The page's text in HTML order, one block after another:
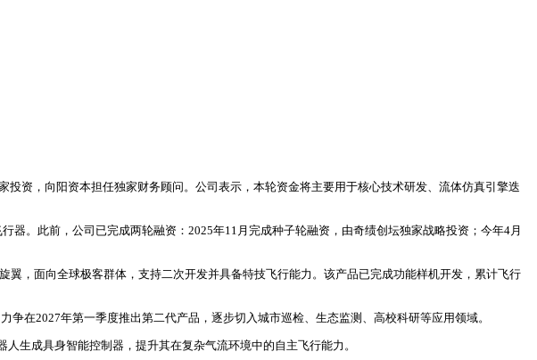
资，向阳资本担任独家财务顾问。公司表示，本轮资金将主要用于核心技术研发、流体仿真引擎迭
。此前，公司已完成两轮融资：2025年11月完成种子轮融资，由奇绩创坛独家战略投资；今年4月
，面向全球极客群体，支持二次开发并具备特技飞行能力。该产品已完成功能样机开发，累计飞行
在2027年第一季度推出第二代产品，逐步切入城市巡检、生态监测、高校科研等应用领域。
生成具身智能控制器，提升其在复杂气流环境中的自主飞行能力。